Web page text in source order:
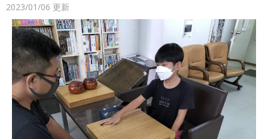
2023/01/06 更新